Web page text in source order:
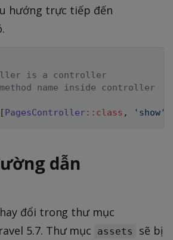
hướng trực tiếp đến
is a controller
name inside controller
[PagesController:: class , 'show'
dẫn
đổi trong thư mục
5.7. Thư mục assets
sẽ bị